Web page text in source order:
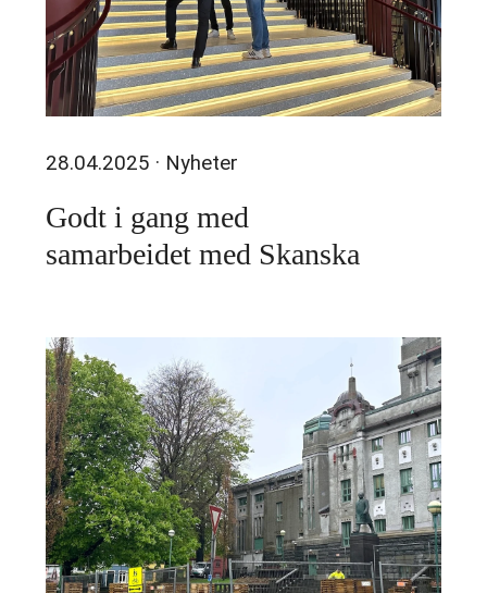
28.04.2025 · Nyheter
Godt i gang med
samarbeidet med Skanska